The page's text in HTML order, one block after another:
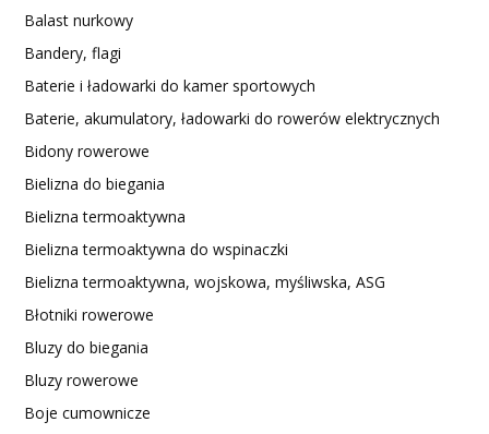
Balast nurkowy
Bandery, flagi
Baterie i ładowarki do kamer sportowych
Baterie, akumulatory, ładowarki do rowerów elektrycznych
Bidony rowerowe
Bielizna do biegania
Bielizna termoaktywna
Bielizna termoaktywna do wspinaczki
Bielizna termoaktywna, wojskowa, myśliwska, ASG
Błotniki rowerowe
Bluzy do biegania
Bluzy rowerowe
Boje cumownicze